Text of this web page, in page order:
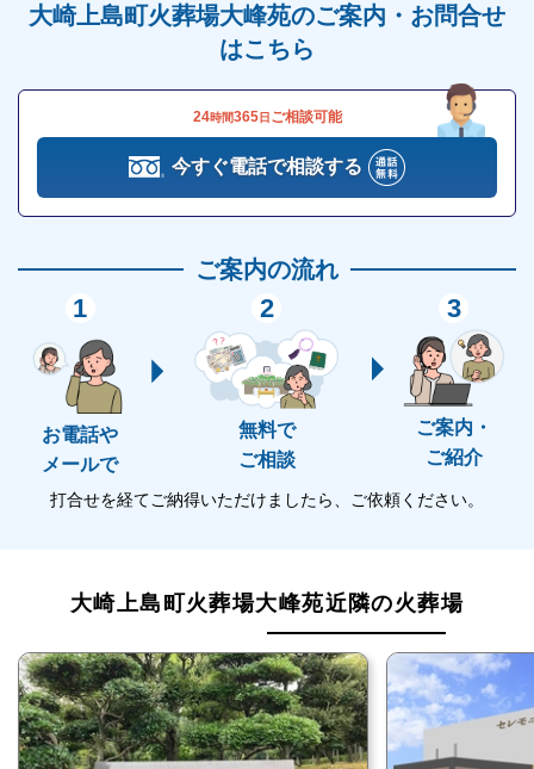
ただし、空きがなかった場合は日時変更をしなければ
待合ホール・待合室があります
火葬が終了するまでは、待合ホールもしくは待合室に
火葬から収骨までは120分程度かかりますが、その間
なお、待合室や待合ロビーでの喫煙や飲食は禁止とな
っています。
すめ
斎場ですが、特に以下のような方におすすめです。
豊田郡在住の方
大崎上島町火葬場大峰苑は公営斎場のため、豊田郡在
住の方におすすめです。
大崎上島町火葬場大峰苑のご案内・お問合せ
はこちら
24時間365日 ご相談可能
今すぐ電話で相談する
ご案内の流れ
1
お電話や
メールで
2
無料で
ご相談
3
ご案内・
ご紹介
打合せを経てご納得いただけましたら、ご依頼ください。
大崎上島町火葬場大峰苑近隣の火葬場